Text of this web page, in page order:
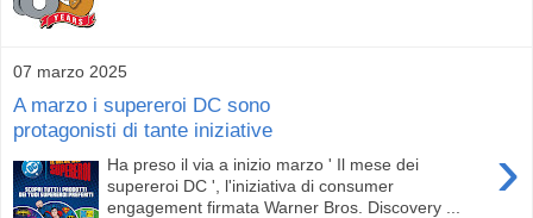
07 marzo 2025
A marzo i supereroi DC sono
protagonisti di tante iniziative
›
Ha preso il via a inizio marzo ' Il mese dei
supereroi DC ', l'iniziativa di consumer
engagement firmata Warner Bros. Discovery ...